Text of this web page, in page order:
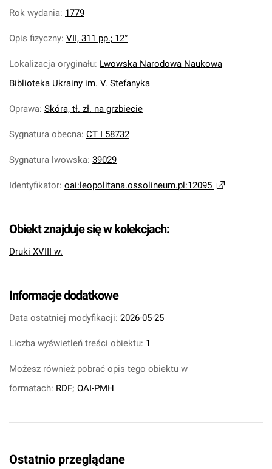
Rok wydania: 1779
Opis fizyczny: VII, 311 pp.; 12°
Lokalizacja oryginału: Lwowska Narodowa Naukowa
Biblioteka Ukrainy im. V. Stefanyka
Oprawa: Skóra, tł. zł. na grzbiecie
Sygnatura obecna: CT I 58732
Sygnatura lwowska: 39029
Identyfikator: oai:leopolitana.ossolineum.pl:12095
Obiekt znajduje się w kolekcjach:
Druki XVIII w.
Informacje dodatkowe
Data ostatniej modyfikacji: 2026-05-25
Liczba wyświetleń treści obiektu: 1
Możesz również pobrać opis tego obiektu w
formatach: RDF; OAI-PMH
Ostatnio przeglądane